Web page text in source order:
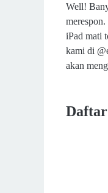
Well!
iPad mati
kami di
akan